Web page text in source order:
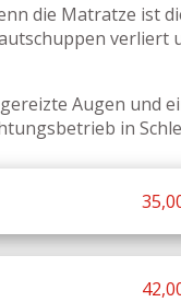
die Matratze ist
verliert
Augen und
in